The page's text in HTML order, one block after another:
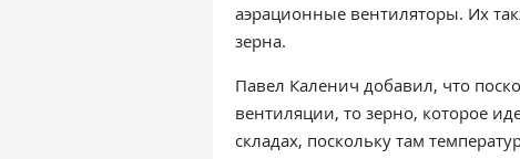
аэрационные вентиляторы. Их
зерна.
Павел Каленич добавил, что
вентиляции, то зерно, которое
складах, поскольку там